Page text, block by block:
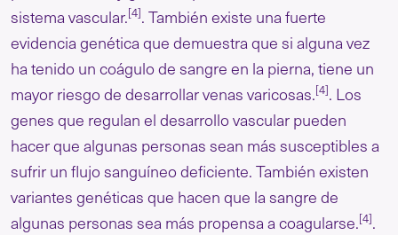
sistema vascular.[4]. También existe una fuerte
evidencia genética que demuestra que si alguna vez
ha tenido un coágulo de sangre en la pierna, tiene un
mayor riesgo de desarrollar venas varicosas.[4]. Los
genes que regulan el desarrollo vascular pueden
hacer que algunas personas sean más susceptibles a
sufrir un flujo sanguíneo deficiente. También existen
variantes genéticas que hacen que la sangre de
algunas personas sea más propensa a coagularse.[4].